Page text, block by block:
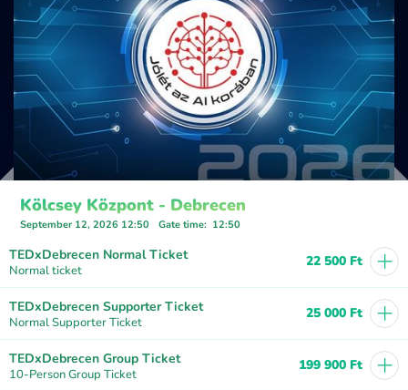
Kölcsey Központ - Debrecen
September 12, 2026 12:50 Gate time: 12:50
TEDxDebrecen Normal Ticket
Normal ticket
22 500 Ft +
TEDxDebrecen Supporter Ticket
Normal Supporter Ticket
25 000 Ft +
TEDxDebrecen Group Ticket
10-Person Group Ticket
199 900 Ft +